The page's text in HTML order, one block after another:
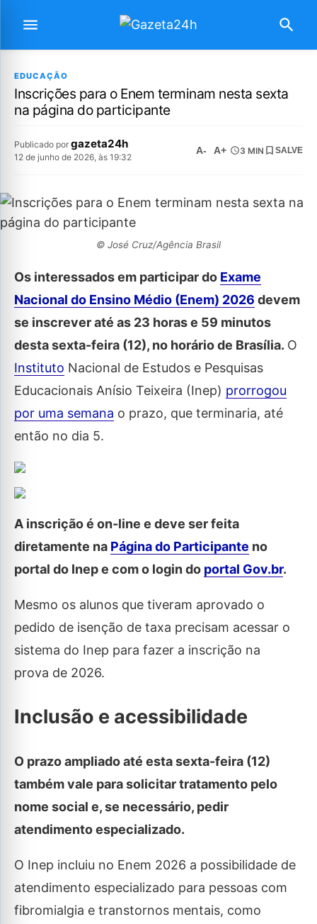
EDUCAÇÃO
Inscrições para o Enem terminam nesta sexta
na página do participante
Publicado por gazeta24h
12 de junho de 2026, às 19:32
A- A+ 3 MIN SALVE
© José Cruz/Agência Brasil
Os interessados em participar do Exame
Nacional do Ensino Médio (Enem) 2026 devem
se inscrever até as 23 horas e 59 minutos
desta sexta-feira (12), no horário de Brasília. O
Instituto Nacional de Estudos e Pesquisas
Educacionais Anísio Teixeira (Inep) prorrogou
por uma semana o prazo, que terminaria, até
então no dia 5.
A inscrição é on-line e deve ser feita
diretamente na Página do Participante no
portal do Inep e com o login do portal Gov.br.
Mesmo os alunos que tiveram aprovado o
pedido de isenção de taxa precisam acessar o
sistema do Inep para fazer a inscrição na
prova de 2026.
Inclusão e acessibilidade
O prazo ampliado até esta sexta-feira (12)
também vale para solicitar tratamento pelo
nome social e, se necessário, pedir
atendimento especializado.
O Inep incluiu no Enem 2026 a possibilidade de
atendimento especializado para pessoas com
fibromialgia e transtornos mentais, como